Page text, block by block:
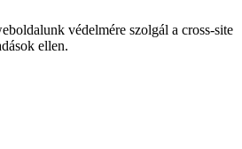
védelmére szolgál a cross-site
ellen.